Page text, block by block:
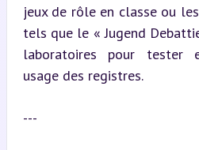
jeux de rôle en classe ou
tels que le « Jugend
laboratoires pour tester
usage des registres.
---